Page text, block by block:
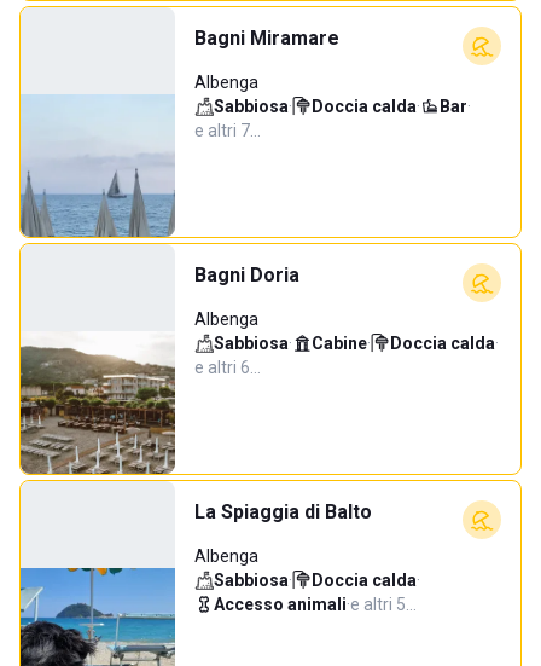
Bagni Miramare
Albenga
Sabbiosa· Doccia calda· Bar·
e altri 7…
Bagni Doria
Albenga
Sabbiosa· Cabine· Doccia calda·
e altri 6…
La Spiaggia di Balto
Albenga
Sabbiosa· Doccia calda·
Accesso animali·e altri 5…